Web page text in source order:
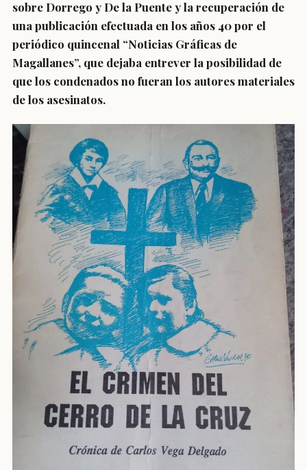
sobre Dorrego y De la Puente y la recuperación de
una publicación efectuada en los años 40 por el
periódico quincenal “Noticias Gráficas de
Magallanes”, que dejaba entrever la posibilidad de
que los condenados no fueran los autores materiales
de los asesinatos.